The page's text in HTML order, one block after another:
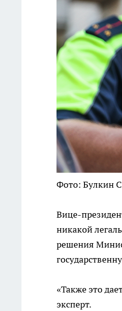
Фото: Булкин
Вице-
никакой
решения
«Также это
эксперт.